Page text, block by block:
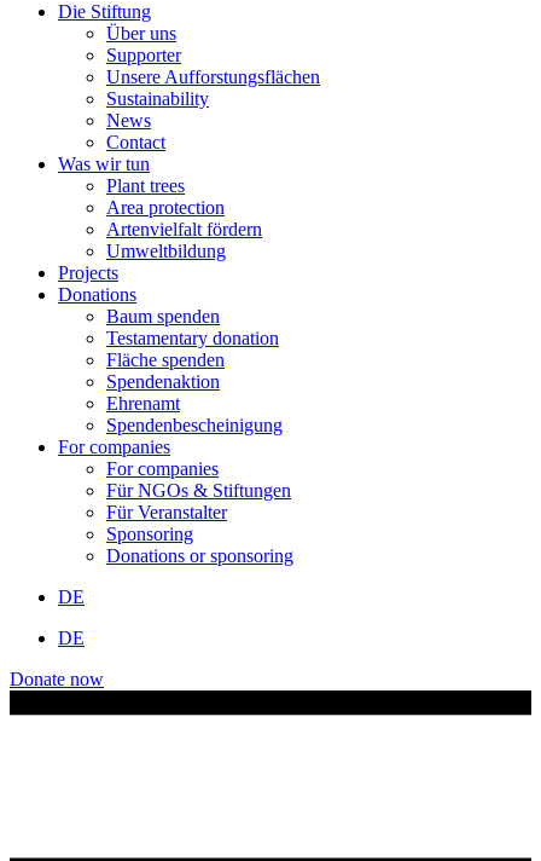
Die Stiftung
Über uns
Supporter
Unsere Aufforstungsflächen
Sustainability
News
Contact
Was wir tun
Plant trees
Area protection
Artenvielfalt fördern
Umweltbildung
Projects
Donations
Baum spenden
Testamentary donation
Fläche spenden
Spendenaktion
Ehrenamt
Spendenbescheinigung
For companies
For companies
Für NGOs & Stiftungen
Für Veranstalter
Sponsoring
Donations or sponsoring
DE
DE
Donate now